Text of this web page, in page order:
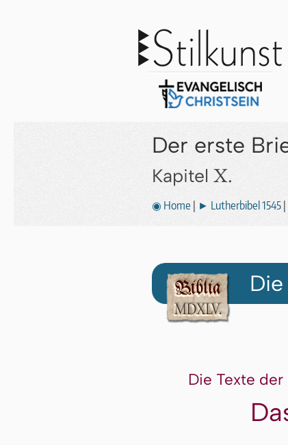
Der erste
Kapitel X.
◉ Home ► Lutherbibel 1545
Die Texte